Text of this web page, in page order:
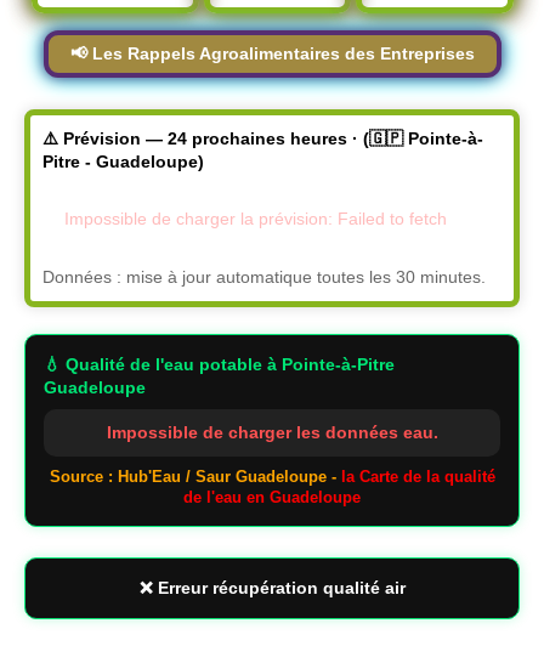
📢 Les Rappels Agroalimentaires des Entreprises
⚠️ Prévision — 24 prochaines heures · (🇬🇵 Pointe-à-
Pitre - Guadeloupe)
Impossible de charger la prévision: Failed to fetch
Données : mise à jour automatique toutes les 30 minutes.
💧 Qualité de l'eau potable à Pointe-à-Pitre
Guadeloupe
Impossible de charger les données eau.
Source : Hub'Eau / Saur Guadeloupe - la Carte de la qualité
de l'eau en Guadeloupe
❌ Erreur récupération qualité air